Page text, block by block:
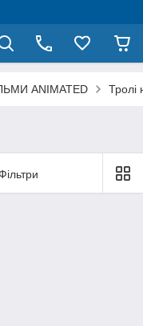
ANIMATED Тролі